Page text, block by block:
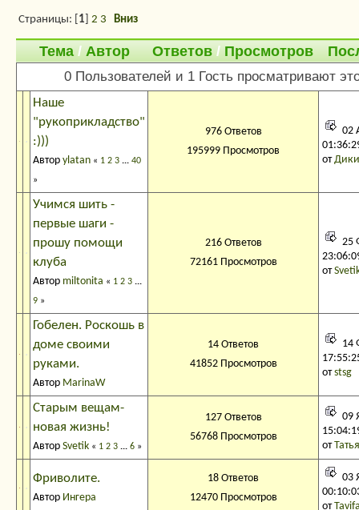
Страницы: [ 1 ]2 3 Вниз
Тема/Автор Ответов / Просмотров
0 Пользователей и 1 Гость просматривают
Наше
"рукоприкладство"
:)))
Автор ylatan « 1 2 3 ... 40
»
976 Ответов
195999 Просмотров
02
от
Учимся шить -
первые шаги -
прошу помощи
клуба
Автор miltonita « 1 2 3 ...
9 »
216 Ответов
72161 Просмотров
25
от
Гобелен. Роскошь в
доме своими
руками.
Автор MarinaW
14 Ответов
41852 Просмотров
14
отstsg
Старым вещам-
новая жизнь!
Автор Svetik « 1 2 3 ... 6 »
127 Ответов
56768 Просмотров
09
от
Фриволите.
Автор Ингера
18 Ответов
12470 Просмотров
03
от